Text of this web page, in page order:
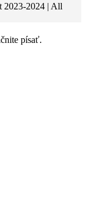
2023-2024 | All
písať.